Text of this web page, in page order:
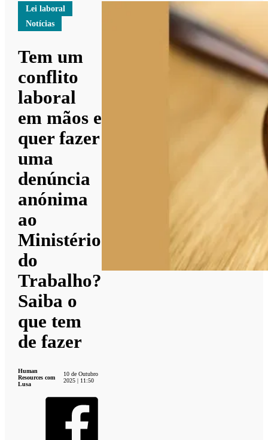
Lei laboral
Notícias
Tem um
conflito
laboral
em mãos e
quer fazer
uma
denúncia
anónima
ao
Ministério
do
Trabalho?
Saiba o
que tem
de fazer
Human
Resources com
Lusa
10 de Outubro
2025 | 11:50